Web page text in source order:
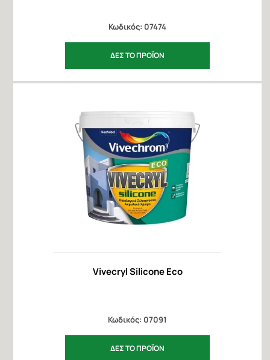
Κωδικός: 07474
ΔΕΣ ΤΟ ΠΡΟΪΟΝ
Vivecryl Silicone Eco
Κωδικός: 07091
ΔΕΣ ΤΟ ΠΡΟΪΟΝ